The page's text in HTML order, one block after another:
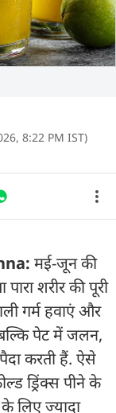
8:22 PM IST)
मई-जून की
शरीर की पूरी
गर्म हवाएं और
बल्कि पेट में जलन,
करती हैं. ऐसे
ड्रिंक्स पीने के
लिए ज्यादा